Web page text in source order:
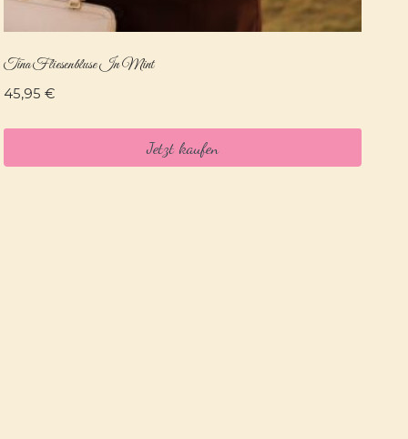
Tina Fliesenbluse In Mint
45,95€
Jetzt kaufen